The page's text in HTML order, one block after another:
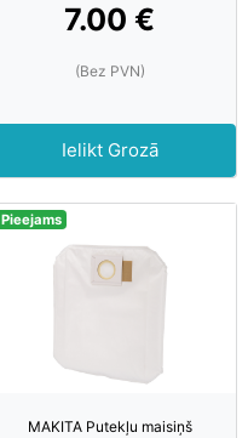
7.00 €
(Bez PVN)
Ielikt Grozā
Pieejams
MAKITA Putekļu maisiņš